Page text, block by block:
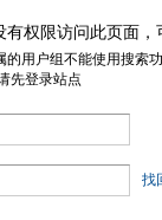
有权限访问此页面
的用户组不能使用搜索
先登录站点
找